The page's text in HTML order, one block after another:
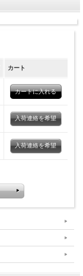
カート
入荷連絡を希望
入荷連絡を希望